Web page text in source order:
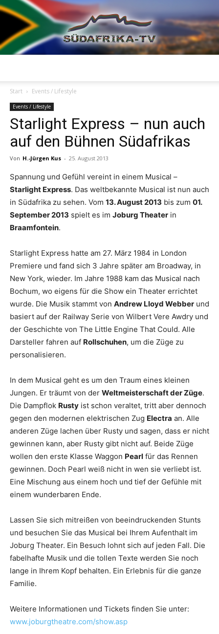
TV
Start Events / Lifestyle
Events / Lifestyle
Starlight Express – nun auch
auf den Bühnen Südafrikas
Von H.-Jürgen Kus - 25. August 2013
Spannung und Gefühl vereint in einem Musical –
Starlight Express. Das weltbekannte Musical ist nun auch
in Südafrika zu sehen. Vom 13. August 2013 bis zum 01.
September 2013 spielt es im Joburg Theater in
Braamfontein.
Starlight Express hatte am 27. März 1984 in London
Premiere und fand sich 3 Jahre später am Broadway, in
New York, wieder. Im Jahre 1988 kam das Musical nach
Bochum, wo eigens für die Show ein Theater errichtet
wurde. Die Musik stammt von Andrew Lloyd Webber und
basiert auf der Railway Serie von Wilbert Vere Awdry und
der Geschichte von The Little Engine That Could. Alle
Darsteller fahren auf Rollschuhen, um die Züge zu
personalisieren.
In dem Musical geht es um den Traum eines kleinen
Jungen. Er träumt von der Weltmeisterschaft der Züge.
Die Dampflok Rusty ist schon veraltet, tritt aber dennoch
gegen den modernen elektrischen Zug Electra an. Alle
anderen Züge lachen über Rusty und sagen, dass er nicht
gewinnen kann, aber Rusty gibt nicht auf. Beide Züge
wollen den erste Klasse Waggon Pearl für das Rennen
gewinnen. Doch Pearl weiß nicht in wen sie verliebt ist.
Eine Mischung aus einem hoch und tief der Gefühle mit
einem wunderbaren Ende.
Lassen Sie sich mitreißen von beeindruckenden Stunts
und besuchen Sie das Musical bei Ihrem Aufenthalt im
Joburg Theater. Ein Besuch lohnt sich auf jeden Fall. Die
fabelhafte Musik und die tollen Texte werden Sie noch
lange in Ihrem Kopf behalten. Ein Erlebnis für die ganze
Familie.
Weitere Informationen und Tickets finden Sie unter:
www.joburgtheatre.com/show.asp